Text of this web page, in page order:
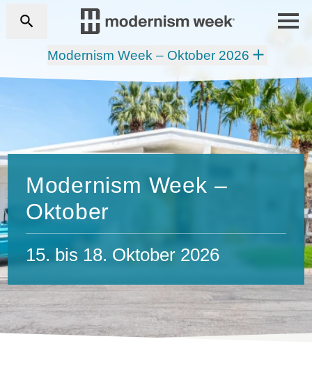
Modernism Week – Oktober 2026
Modernism Week –
Oktober
15. bis 18. Oktober 2026